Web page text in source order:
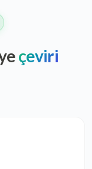
çeviri